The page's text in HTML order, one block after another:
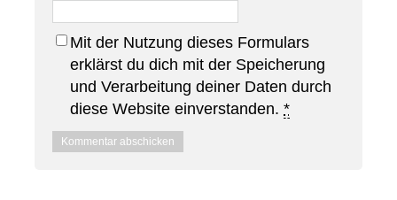
Mit der Nutzung dieses Formulars
erklärst du dich mit der Speicherung
und Verarbeitung deiner Daten durch
diese Website einverstanden. *